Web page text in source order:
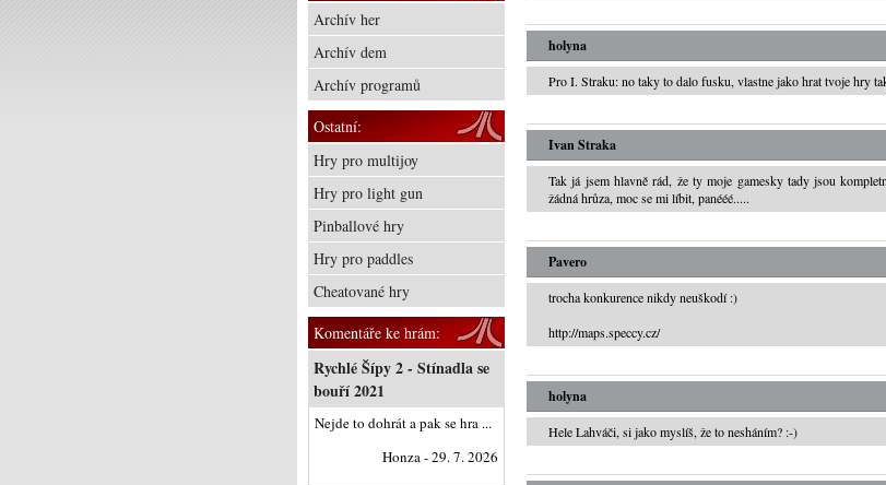
holyna
Pro I. Straku: no taky to dalo fusku, vlastne jako hrat tvoje hry
Ivan Straka
Tak já jsem hlavně rád, že ty moje gamesky tady jsou
žádná hrůza, moc se mi líbit, panééé.....
Pavero
trocha konkurence nikdy neuškodí :)
http://maps.speccy.cz/
holyna
Hele Lahváči, si jako myslíš, že to nesháním? :-)
Archív her
Archív dem
Archív programů
Ostatní:
Hry pro multijoy
Hry pro light gun
Pinballové hry
Hry pro paddles
Cheatované hry
Komentáře ke hrám:
Rychlé Šípy 2 - Stínadla se
bouří 2021
Nejde to dohrát a pak se hra ...
Honza - 29. 7. 2026